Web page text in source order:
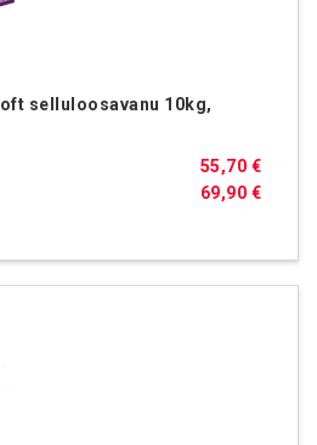
selluloosavanu 10kg,
69,90 €
55,70 €